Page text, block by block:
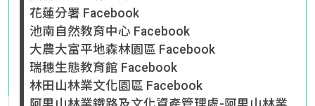
花蓮分署 Facebook
池南自然教育中心 Facebook
大農大富平地森林園區 Facebook
瑞穗生態教育館 Facebook
林田山林業文化園區 Facebook